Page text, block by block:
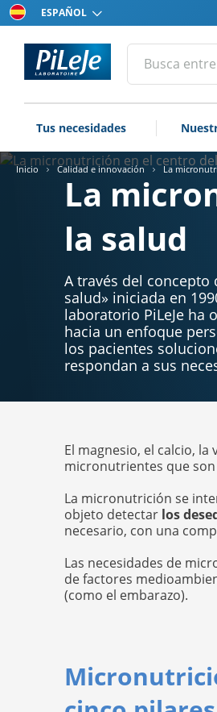
Elija
su
idioma
Todos
los
laboratorio
PiLeJe
una
búsqueda
Tus necesidades
Inicio Calidad e innovación La
La
la salud
A través del concepto
salud» iniciada en
laboratorio PiLeJe ha
hacia un enfoque
los pacientes
respondan a sus
El magnesio, el calcio,
micronutrientes que
La micronutrición se
objeto detectar los
necesario, con una
Las necesidades de
de factores
(como el embarazo).